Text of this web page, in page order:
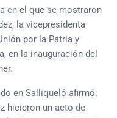
en el que se mostraron
la vicepresidenta
por la Patria y
en la inauguración del
en Salliqueló afirmó:
hicieron un acto de